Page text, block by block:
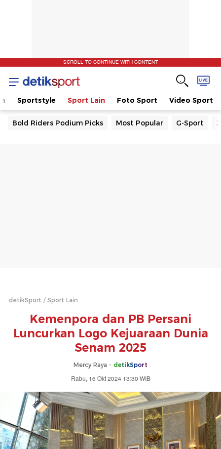
SCROLL TO CONTINUE WITH CONTENT
Sportstyle Sport Lain Foto Sport Video Sport
Bold Riders Podium Picks Most Popular G-Sport
detikSport Sport Lain
Kemenpora dan PB Persani
Luncurkan Logo Kejuaraan Dunia
Senam 2025
Mercy Raya - detikSport
Rabu, 16 Okt 2024 13:30 WIB